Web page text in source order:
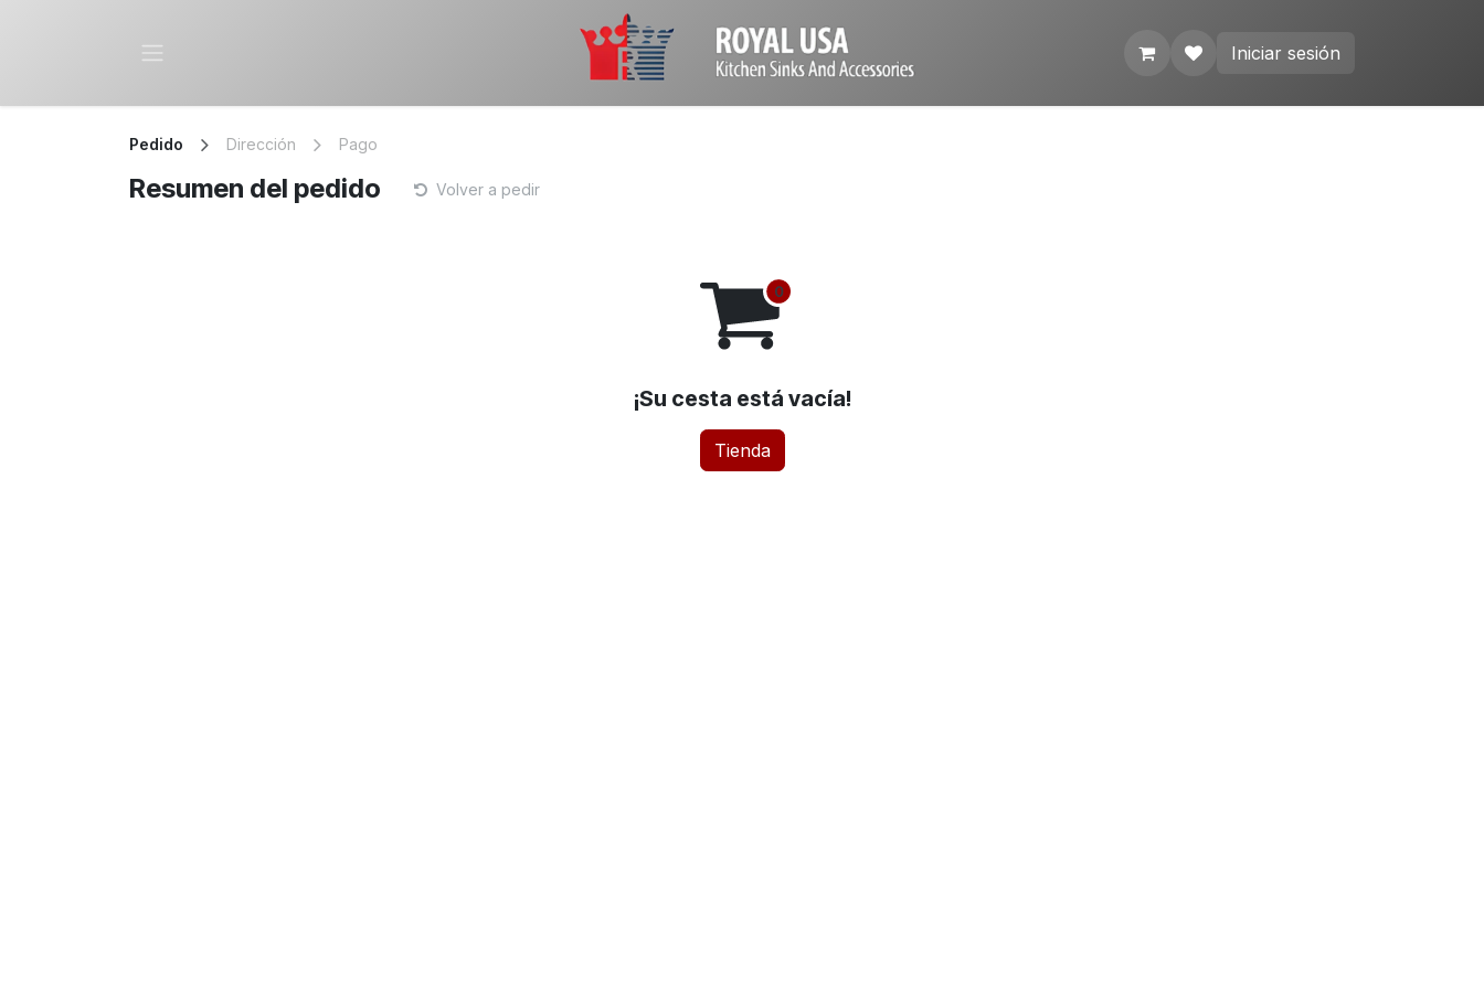
Iniciar sesión
Pedido Dirección Pago
Resumen del pedido Volver a pedir
¡Su cesta está vacía!
Tienda